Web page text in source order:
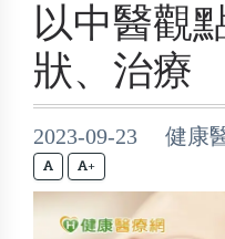
以中醫觀
狀、治療
2023-09-23 健康
+